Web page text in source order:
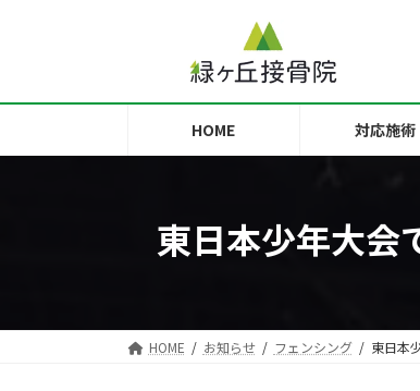
HOME 対応施術
東日本少年大会
HOME お知らせ フェンシング 東日本